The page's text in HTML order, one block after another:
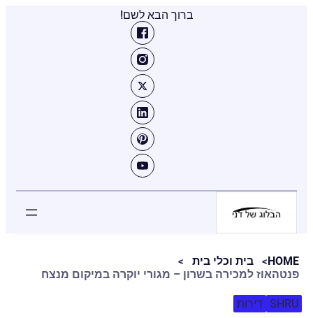
ברוך הבא לשם!
HOME
בית וכלי בית
פנטהאוז למכירה בשרון – מגורי יוקרה במיקום מנצח
SHRU דירות